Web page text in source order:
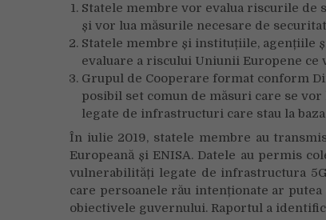
Statele membre vor evalua riscurile de
și vor lua măsurile necesare de
Statele membre și instituțiile, agențiile
evaluare a riscului Uniunii Europene ce
Grupul de Cooperare format conform
posibil set comun de măsuri care se
legate de infrastructuri care stau la
În iulie 2019, statele membre au
Europeană și ENISA. Datele au permis
vulnerabilități legate de infrastructura
care persoanele rău intenționate ar
obiectivele guvernului. Raportul a